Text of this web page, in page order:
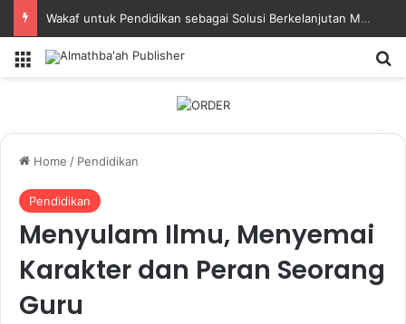
Wakaf untuk Pendidikan sebagai Solusi Berkelanjutan Masa Depan Bangsa
Menu
Home / Pendidikan
Pendidikan
Menyulam Ilmu, Menyemai
Karakter dan Peran Seorang
Guru